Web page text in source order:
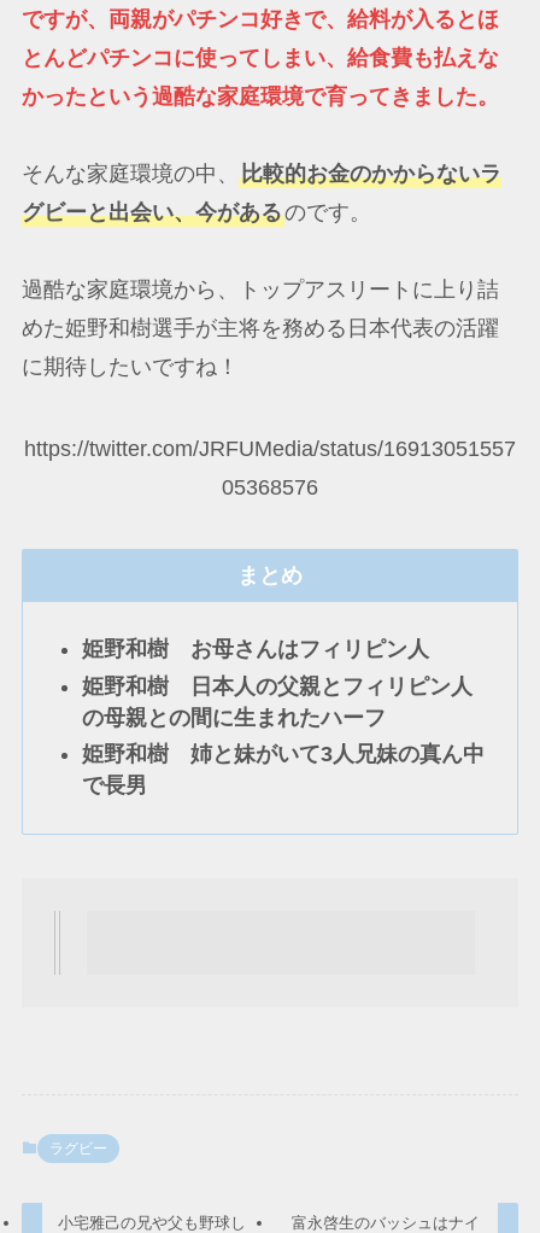
ですが、両親がパチンコ好きで、給料が入るとほ
とんどパチンコに使ってしまい、給食費も払えな
かったという過酷な家庭環境で育ってきました。
そんな家庭環境の中、 比較的お金のかからないラ
グビーと出会い、今があるのです。
過酷な家庭環境から、トップアスリートに上り詰
めた姫野和樹選手が主将を務める日本代表の活躍
に期待したいですね！
https://twitter.com/JRFUMedia/status/16913051557
05368576
まとめ
姫野和樹 お母さんはフィリピン人
姫野和樹 日本人の父親とフィリピン人
の母親との間に生まれたハーフ
姫野和樹 姉と妹がいて3人兄妹の真ん中
で長男
ラグビー
小宅雅己の兄や父も野球し
富永啓生のバッシュはナイ